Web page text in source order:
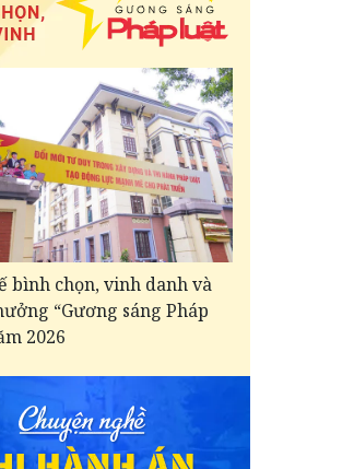
bình chọn, vinh danh và
“Gương sáng Pháp
2026